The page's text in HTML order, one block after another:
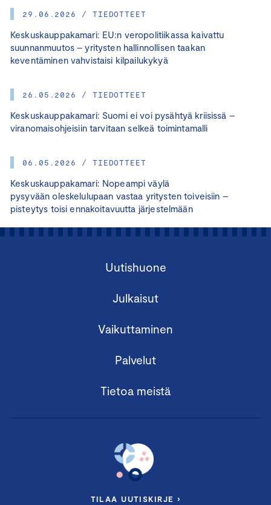
29.06.2026 / TIEDOTTEET
Keskuskauppakamari: EU:n veropolitiikassa kaivattu
suunnanmuutos – yritysten hallinnollisen taakan
keventäminen vahvistaisi kilpailukykyä
26.05.2026 / TIEDOTTEET
Keskuskauppakamari: Suomi ei voi pysähtyä kriisissä –
viranomaisohjeisiin tarvitaan selkeä toimintamalli
06.05.2026 / TIEDOTTEET
Keskuskauppakamari: Nopeampi väylä
pysyvään oleskelulupaan vastaa yritysten toiveisiin –
pisteytys toisi ennakoitavuutta järjestelmään
Uutishuone
Julkaisut
Vaikuttaminen
Palvelut
Tietoa meistä
TILAA UUTISKIRJE ›